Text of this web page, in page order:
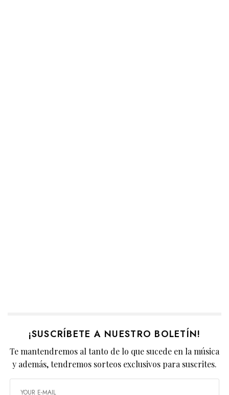
¡SUSCRÍBETE A NUESTRO BOLETÍN!
Te mantendremos al tanto de lo que sucede en la música
y además, tendremos sorteos exclusivos para suscrites.